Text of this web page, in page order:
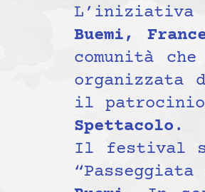
L’iniziativa
Buemi,
comunità
organizzata
il
Spettacolo .
Il festival